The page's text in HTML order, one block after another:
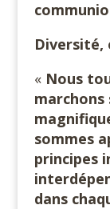
Diversité,
« Nous
sommes
principes
dans